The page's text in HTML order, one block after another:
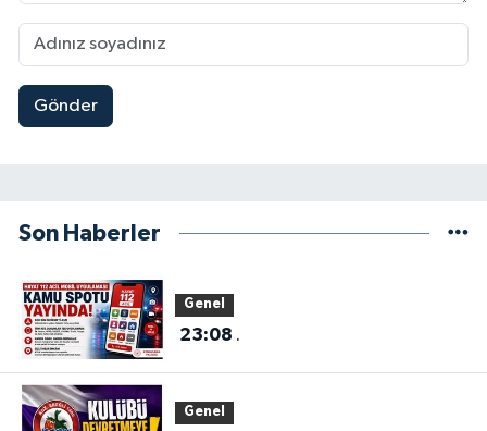
Gönder
Son Haberler
Genel
23:08 .
Genel